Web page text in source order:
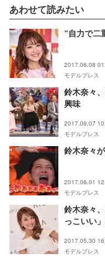
あわせて読みたい
“自力で二
2017.06.08
モデルプレス
鈴木奈々
興味
2017.06.07
モデルプレス
鈴木奈々
2017.06.01
モデルプレス
鈴木奈々
っこいい
2017.05.30
モデルプレス